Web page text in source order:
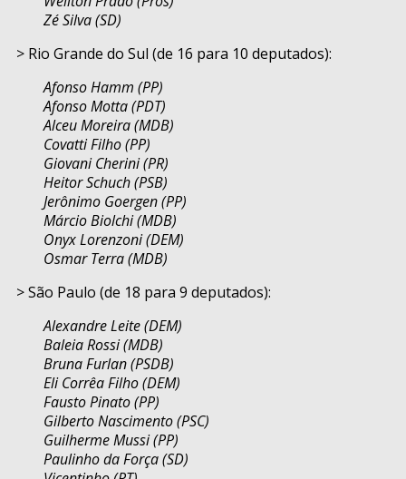
Zé Silva (SD)
> Rio Grande do Sul (de 16 para 10 deputados):
Afonso Hamm (PP)
Afonso Motta (PDT)
Alceu Moreira (MDB)
Covatti Filho (PP)
Giovani Cherini (PR)
Heitor Schuch (PSB)
Jerônimo Goergen (PP)
Márcio Biolchi (MDB)
Onyx Lorenzoni (DEM)
Osmar Terra (MDB)
> São Paulo (de 18 para 9 deputados):
Alexandre Leite (DEM)
Baleia Rossi (MDB)
Bruna Furlan (PSDB)
Eli Corrêa Filho (DEM)
Fausto Pinato (PP)
Gilberto Nascimento (PSC)
Guilherme Mussi (PP)
Paulinho da Força (SD)